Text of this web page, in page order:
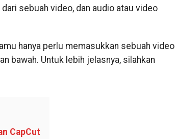
sebuah video, dan audio atau video
hanya perlu memasukkan sebuah video
bawah. Untuk lebih jelasnya, silahkan
CapCut